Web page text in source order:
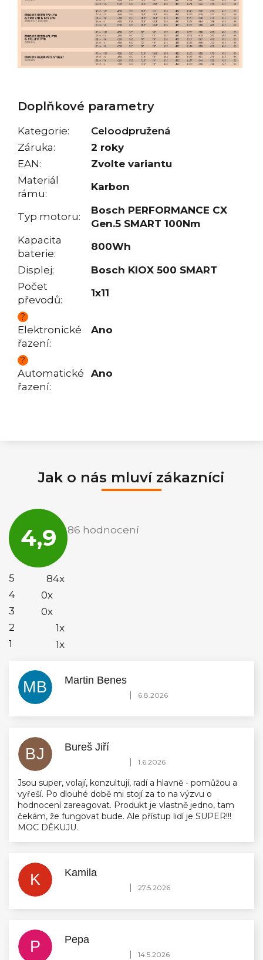
Doplňkové parametry
Kategorie:
Celoodpružená
Záruka:
2 roky
EAN:
Zvolte variantu
Materiál
rámu:
Karbon
Typ motoru:
Bosch PERFORMANCE CX
Gen.5 SMART 100Nm
Kapacita
baterie:
800Wh
Displej:
Bosch KIOX 500 SMART
Počet
převodů:
1x11
?
Elektronické
řazení:
Ano
?
Automatické
řazení:
Ano
Jak o nás mluví zákazníci
4,9
hodnocení
obchodu
je
86 hodnocení
5
84x
4
0x
3
0x
2
1x
1
1x
MB Martin Benes
Hodnocení obchodu je 5 z 5 hvězdiček.
| 6.8.2026
BJ Bureš Jiří
Hodnocení obchodu je 5 z 5 hvězdiček.
| 1.6.2026
Jsou super, volají, konzultují, radí a hlavně - pomůžou a
vyřeší. Po dlouhé době mi stojí za to na výzvu o
hodnocení zareagovat. Produkt je vlastně jedno, tam
čekám, že fungovat bude. Ale přístup lidí je SUPER!!!
MOC DĚKUJU.
K Kamila
Hodnocení obchodu je 5 z 5 hvězdiček.
| 27.5.2026
P Pepa
Hodnocení obchodu je 5 z 5 hvězdiček.
| 14.5.2026